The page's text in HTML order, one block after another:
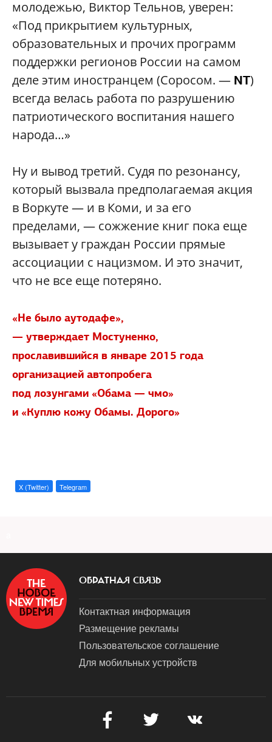
молодежью, Виктор Тельнов, уверен:
«Под прикрытием культурных,
образовательных и прочих программ
поддержки регионов России на самом
деле этим иностранцем (Соросом. — NT)
всегда велась работа по разрушению
патриотического воспитания нашего
народа…»
Ну и вывод третий. Судя по резонансу,
который вызвала предполагаемая акция
в Воркуте — и в Коми, и за его
пределами, — сожжение книг пока еще
вызывает у граждан России прямые
ассоциации с нацизмом. И это значит,
что не все еще потеряно.
«Не было аутодафе»,
— утверждает Мостуненко,
прославившийся в январе 2015 года
организацией автопробега
под лозунгами «Обама — чмо»
и «Куплю кожу Обамы. Дорого»
X (Twitter) Telegram
ОБРАТНАЯ СВЯЗЬ
Контактная информация
Размещение рекламы
Пользовательское соглашение
Для мобильных устройств